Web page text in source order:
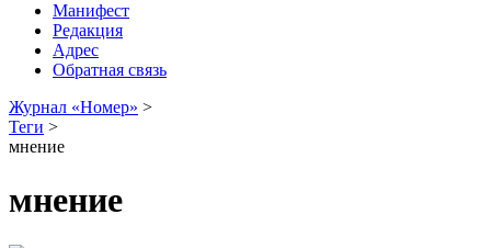
Манифест
Редакция
Адрес
Обратная связь
Журнал «Номер» >
Теги >
мнение
мнение